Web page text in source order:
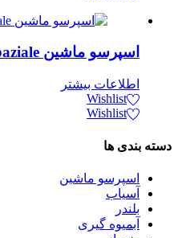
اسپرسو ماشین La spaziale مدل S9 دوکروپ
اطلاعات بیشتر
Wishlist
Wishlist
دسته بندی ها
اسپرسو‌ ماشین
آسیاب
بلندر
آبمیوه گیری